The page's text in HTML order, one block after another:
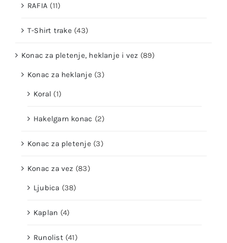
RAFIA (11)
T-Shirt trake (43)
Konac za pletenje, heklanje i vez (89)
Konac za heklanje (3)
Koral (1)
Hakelgarn konac (2)
Konac za pletenje (3)
Konac za vez (83)
Ljubica (38)
Kaplan (4)
Runolist (41)